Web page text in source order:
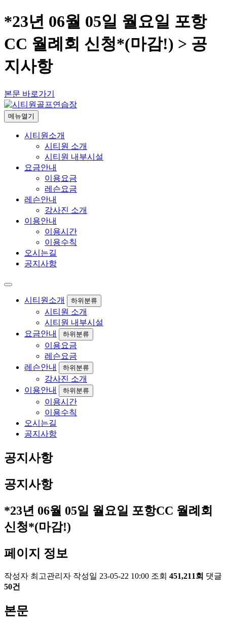
*23년 06월 05일 월요일 포항
CC 월례회 신청*(마감!) > 공
지사항
본문 바로가기
메뉴열기
시티원소개
시티원 소개
시티원 내부시설
요금안내
이용요금
레슨요금
레슨안내
강사진 소개
이용안내
이용시간
이용수칙
오시는길
공지사항
시티원소개 하위분류
시티원 소개
시티원 내부시설
요금안내
하위분류
이용요금
레슨요금
레슨안내
하위분류
강사진 소개
이용안내
하위분류
이용시간
이용수칙
오시는길
공지사항
공지사항
공지사항
*23년 06월 05일 월요일 포항CC 월례회
신청*(마감!)
페이지 정보
작성자 최고관리자 작성일 23-05-22 10:00 조회 451,211회 댓글
50건
본문